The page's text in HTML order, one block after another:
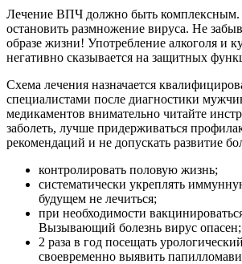
Лечение ВПЧ должно быть комплексным.
остановить размножение вируса. Не
образе жизни! Употребление алкоголя и
негативно сказывается на защитных
Схема лечения назначается
специалистами после диагностики
медикаментов внимательно читайте
заболеть, лучше придерживаться
рекомендаций и не допускать развитие
контролировать половую жизнь;
систематически укреплять
будущем не лечиться;
при необходимости
Вызывающий болезнь вирус опасен;
2 раза в год посещать
своевременно выявить